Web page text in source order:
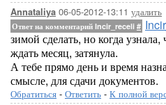
Annataliya 06-05-2012-13:11 удалить
Ответ на комментарий Incir_receli #
зимой сделать, но когда
ждать месяц, затянула.
А тебе прямо день и время
смысле, для сдачи документов.
Обратиться - Ответить - К полной